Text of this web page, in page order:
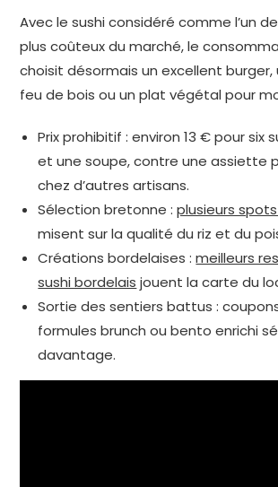
Avec le sushi considéré comme l’un
plus coûteux du marché, le
choisit désormais un excellent burger,
feu de bois ou un plat végétal pour
Prix prohibitif : environ 13 € pour six
et une soupe, contre une assiette
chez d’autres artisans.
Sélection bretonne :plusieurs
misent sur la qualité du riz et du
Créations bordelaises :meilleurs
sushi bordelais jouent la carte du
Sortie des sentiers battus :
formules brunch ou bento enrichi
davantage.